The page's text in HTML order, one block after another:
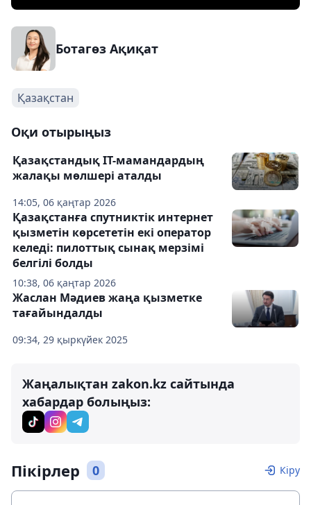
Ботагөз Ақиқат
Қазақстан
Оқи отырыңыз
14:05, 06 қаңтар 2026
Қазақстандық IT-мамандардың
жалақы мөлшері аталды
10:38, 06 қаңтар 2026
Қазақстанға спутниктік интернет
қызметін көрсететін екі оператор
келеді: пилоттық сынақ мерзімі
белгілі болды
09:34, 29 қыркүйек 2025
Жаслан Мәдиев жаңа қызметке
тағайындалды
Жаңалықтан zakon.kz сайтында
хабардар болыңыз:
Пікірлер 0 Кіру